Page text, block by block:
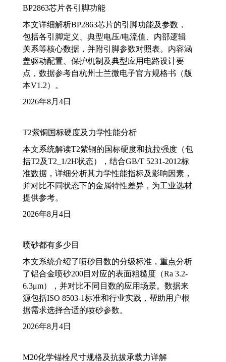
BP2863芯片各引脚功能
本文详细解析BP2863芯片的引脚功能及参数，
包括各引脚定义、典型电压/电流值、内部逻辑
关系等核心数据，并附引脚参数对照表。内容涵
盖驱动配置、保护机制及典型应用电路设计要
点，数据参考自杭州士兰微电子官方规格书（版
本V1.2）。
2026年8月4日
T2紫铜国标硬度及力学性能分析
本文系统解读T2紫铜的国标硬度和抗拉强度（包
括T2及T2_1/2H状态），结合GB/T 5231-2012标
准数据，详细分析其力学性能指标及影响因素，
并对比不同状态下的金属特性差异，为工业选材
提供参考。
2026年8月4日
喷砂都有多少目
本文系统介绍了喷砂目数的分级标准，重点分析
了铝合金喷砂200目对应的表面粗糙度（Ra 3.2-
6.3μm），并对比不同目数的应用场景。数据来
源包括ISO 8503-1标准和行业实践，帮助用户根
据需求选择合适的喷砂参数。
2026年8月4日
M20化学锚栓尺寸规格及抗拔承载力详解